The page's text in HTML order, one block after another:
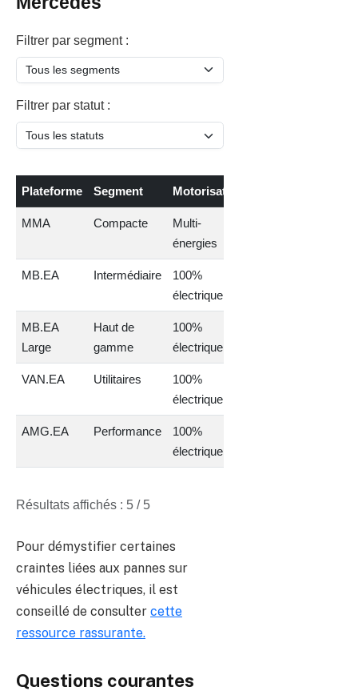
Filtrer par segment :
Filtrer par statut :
Plateforme Segment Motorisation
MMA Compacte
Multi-
énergies
MB.EA Intermédiaire
100%
électrique
MB.EA
Large
Haut de
gamme
100%
électrique
VAN.EA Utilitaires
100%
électrique
AMG.EA Performance
100%
électrique
Résultats affichés : 5 / 5
Pour démystifier certaines
craintes liées aux pannes sur
véhicules électriques, il est
conseillé de consulter cette
ressource rassurante.
Questions courantes